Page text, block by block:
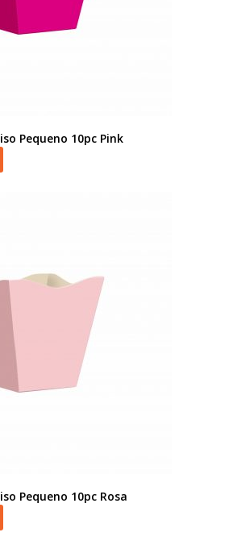
Pequeno 10pc Pink
Pequeno 10pc Rosa